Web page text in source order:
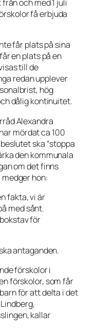
och med 1 juli
få erbjuda
får plats på sina
en plats på en
till de
redan upplever
hög
dålig kontinuitet.
Alexandra
mördat ca 100
ska “stoppa
den kommunala
om det finns
hon:
fakta, vi är
med sånt.
för
antaganden.
förskolor i
förskolor, som får
för att delta i det
kallar